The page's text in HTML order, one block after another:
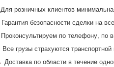
Для розничных клиентов
Гарантия безопасности сделки на
Проконсультируем по телефону,
Все грузы страхуются
Доставка по области в течение